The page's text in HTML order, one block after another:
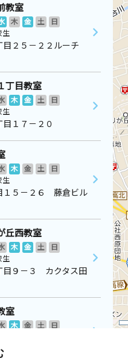
教室
木 金 土
日
生
２５－２２ルーチ
丁目教室
木 金 土
日
生
１７－２０
木 金 土
日
生
１５－２６ 藤倉ビル
丘西教室
木 金 土
日
生
目９－３ カクタス田
室
木 金 土
日
１１－１